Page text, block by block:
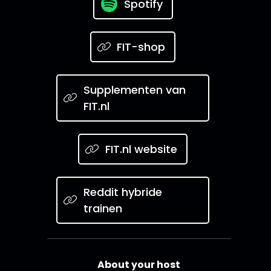
Spotify
FIT-shop
Supplementen van
FIT.nl
FIT.nl website
Reddit hybride
trainen
About your host